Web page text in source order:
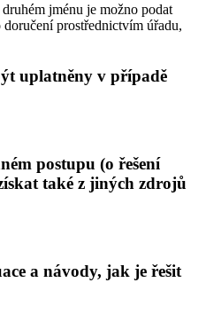
jménu je možno podat
prostřednictvím úřadu,
uplatněny v případě
postupu (o řešení
také z jiných zdrojů
a návody, jak je řešit